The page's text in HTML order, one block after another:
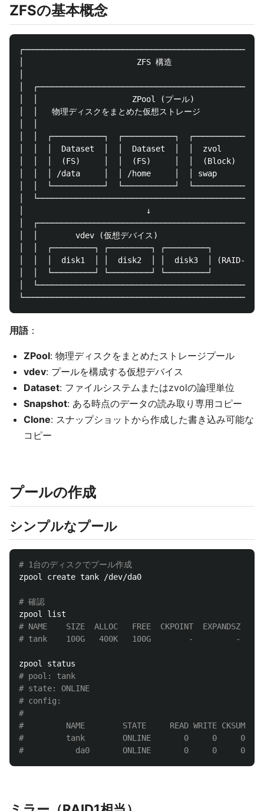
ZFSの基本概念
│                        ZFS 構造
│
│  │                    ZPool (プール)
│  │   物理ディスクをまとめた仮想ストレージ
│  │  ┌───────────┐  ┌───────────┐
│  │  │  Dataset  │  │  Dataset  │  │  zvol     │
│  │  │  (FS)     │  │  (FS)     │  │  (Block)  │
│  │  │ /data     │  │ /home     │  │ swap      │
│  │  └───────────┘  └───────────┘
│
│                          ↓
│
│  │        vdev (仮想デバイス)
│  │  ┌─────────┐ ┌─────────┐ ┌─────────┐
│  │  │  disk1  │ │  disk2  │ │  disk3  │ (RAID-Z1
│  │  └─────────┘ └─────────┘ └─────────┘
│
用語：
ZPool: 物理ディスクをまとめたストレージプール
vdev: プールを構成する仮想デバイス
Dataset: ファイルシステムまたはzvolの論理単位
Snapshot: ある時点のデータの読み取り専用コピー
Clone: スナップショットから作成した書き込み可能な
コピー
プールの作成
シンプルなプール
# 1台のディスクでプール作成
zpool create tank /dev/da0
# 確認
# NAME    SIZE  ALLOC   FREE  CKPOINT  EXPANDSZ
# tank    100G   400K   100G        -         -
# pool: tank
# state: ONLINE
# config:
#
#         NAME        STATE     READ WRITE CKSUM
#         tank        ONLINE       0     0     0
#           da0       ONLINE       0     0     0